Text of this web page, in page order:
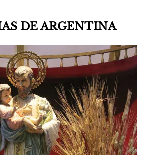
DE ARGENTINA